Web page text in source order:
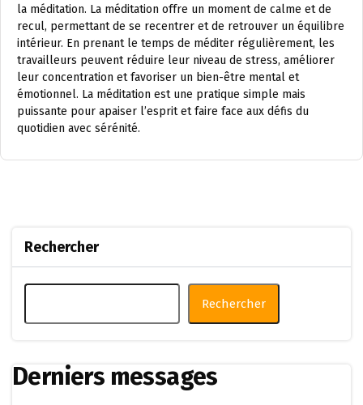
la méditation. La méditation offre un moment de calme et de
recul, permettant de se recentrer et de retrouver un équilibre
intérieur. En prenant le temps de méditer régulièrement, les
travailleurs peuvent réduire leur niveau de stress, améliorer
leur concentration et favoriser un bien-être mental et
émotionnel. La méditation est une pratique simple mais
puissante pour apaiser l’esprit et faire face aux défis du
quotidien avec sérénité.
Rechercher
Rechercher
Derniers messages